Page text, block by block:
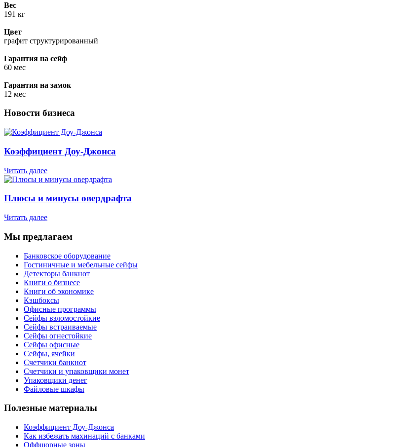
Вес
191 кг
Цвет
графит структурированный
Гарантия на сейф
60 мес
Гарантия на замок
12 мес
Новости бизнеса
Коэффициент Доу-Джонса
Читать далее
Плюсы и минусы овердрафта
Читать далее
Мы предлагаем
Банковское оборудование
Гостиничные и мебельные сейфы
Детекторы банкнот
Книги о бизнесе
Книги об экономике
Кэшбоксы
Офисные программы
Сейфы взломостойкие
Сейфы встраиваемые
Сейфы огнестойкие
Сейфы офисные
Сейфы, ячейки
Счетчики банкнот
Счетчики и упаковщики монет
Упаковщики денег
Файловые шкафы
Полезные материалы
Коэффициент Доу-Джонса
Как избежать махинаций с банками
Оффшорные зоны